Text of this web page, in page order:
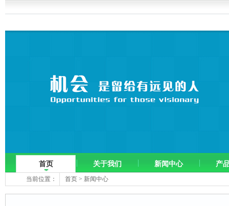
首页 关于我们 新闻中心 产
当前位置： 首页 > 新闻中心